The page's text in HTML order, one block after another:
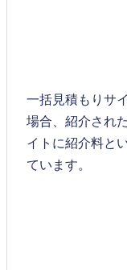
一括見積もりサ
場合、紹介され
イトに紹介料と
ています。